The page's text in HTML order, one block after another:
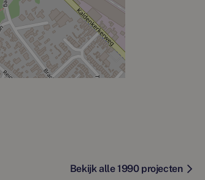
Bekijk alle 1990 projecten